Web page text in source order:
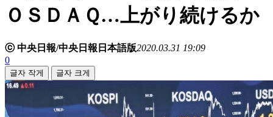
ＯＳＤＡＱ…上がり続けるか
ⓒ 中央日報/中央日報日本語版2020.03.31 19:09
0
글자 작게 글자 크게